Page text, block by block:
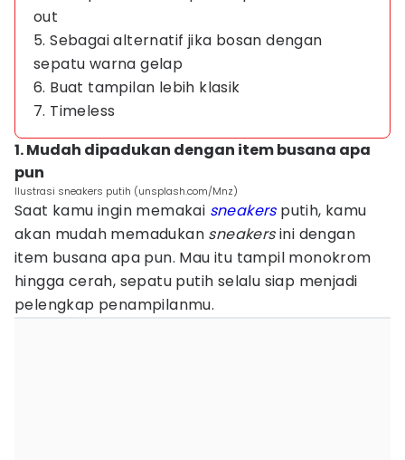
out
5. Sebagai alternatif jika bosan dengan
sepatu warna gelap
6. Buat tampilan lebih klasik
7. Timeless
1. Mudah dipadukan dengan item busana apa
pun
Ilustrasi sneakers putih (unsplash.com/Mnz)
Saat kamu ingin memakai sneakers putih, kamu
akan mudah memadukan sneakersini dengan
item busana apa pun. Mau itu tampil monokrom
hingga cerah, sepatu putih selalu siap menjadi
pelengkap penampilanmu.